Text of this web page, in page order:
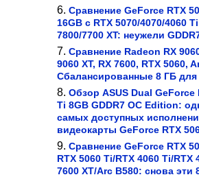
Сравнение GeForce RTX
16GB с RTX 5070/4070/4060
7800/7700 XT: неужели
Сравнение Radeon RX
9060 XT, RX 7600, RTX 5060,
Сбалансированные 8 ГБ для
Обзор ASUS Dual GeForce
Ti 8GB GDDR7 OC Edition:
самых доступных
видеокарты GeForce RTX
Сравнение GeForce RTX
RTX 5060 Ti/RTX 4060 Ti/RTX
7600 XT/Arc B580: снова эти